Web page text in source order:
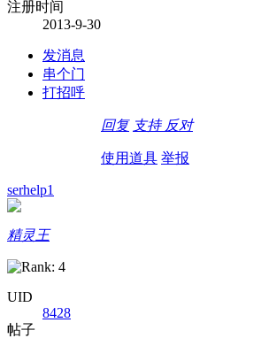
注册时间
2013-9-30
发消息
串个门
打招呼
回复 支持 反对
使用道具 举报
serhelp1
精灵王
UID
8428
帖子